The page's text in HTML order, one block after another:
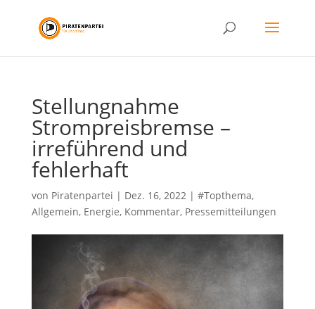
Stellungnahme
Strompreisbremse –
irreführend und
fehlerhaft
von Piratenpartei | Dez. 16, 2022| #Topthema,
Allgemein, Energie, Kommentar, Pressemitteilungen